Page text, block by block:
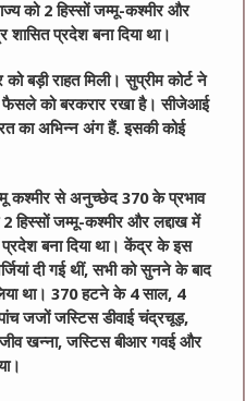
को 2 हिस्सों जम्मू-कश्मीर और
शासित प्रदेश बना दिया था।
बड़ी राहत मिली। सुप्रीम कोर्ट ने
को बरकरार रखा है। सीजेआई
का अभिन्न अंग हैं. इसकी कोई
कश्मीर से अनुच्छेद 370 के प्रभाव
हिस्सों जम्मू-कश्मीर और लद्दाख में
प्रदेश बना दिया था। केंद्र के इस
दी गई थीं, सभी को सुनने के बाद
था। 370 हटने के 4 साल, 4
जजों जस्टिस डीवाई चंद्रचूड़,
खन्ना, जस्टिस बीआर गवई और